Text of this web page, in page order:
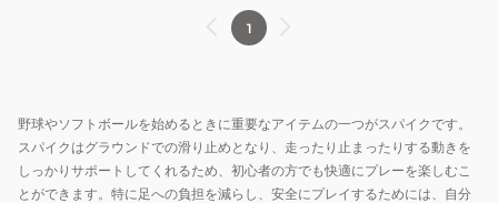
1
野球やソフトボールを始めるときに重要なアイテムの一つがスパイクです。
スパイクはグラウンドでの滑り止めとなり、走ったり止まったりする動きを
しっかりサポートしてくれるため、初心者の方でも快適にプレーを楽しむこ
とができます。特に足への負担を減らし、安全にプレイするためには、自分